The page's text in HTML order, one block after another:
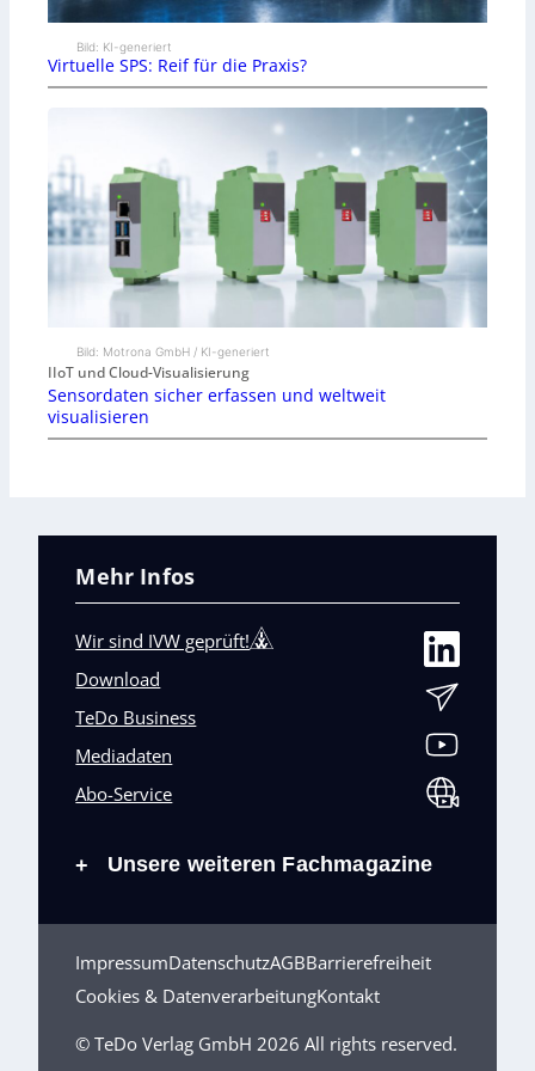
Bild: KI-generiert
Virtuelle SPS: Reif für die Praxis?
Bild: Motrona GmbH / KI-generiert
IIoT und Cloud-Visualisierung
Sensordaten sicher erfassen und weltweit
visualisieren
Mehr Infos
Wir sind IVW geprüft!
Download
TeDo Business
Mediadaten
Abo-Service
+ Unsere weiteren Fachmagazine
ImpressumDatenschutzAGBBarrierefreiheit
Cookies & DatenverarbeitungKontakt
© TeDo Verlag GmbH 2026 All rights reserved.